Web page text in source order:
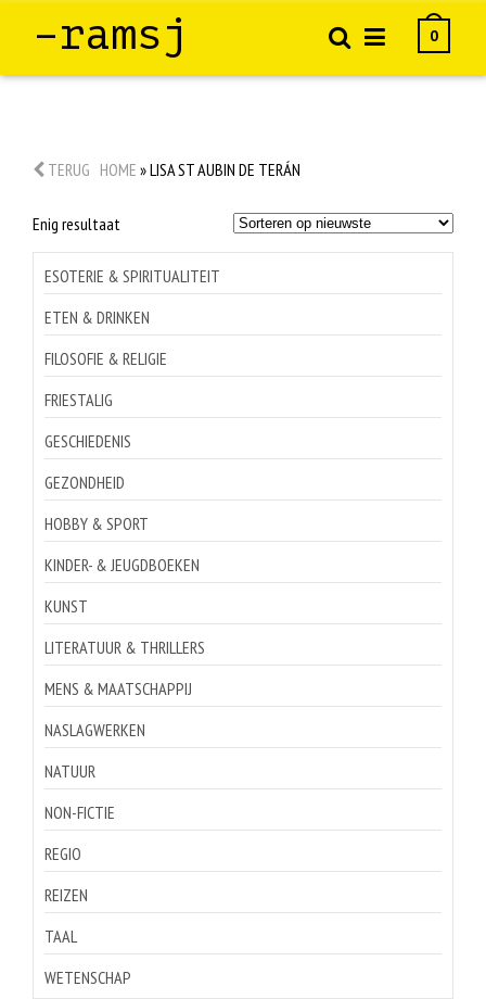
–ramsj 0
TERUG HOME »LISA ST AUBIN DE TERÁN
Enig resultaat
ESOTERIE & SPIRITUALITEIT
ETEN & DRINKEN
FILOSOFIE & RELIGIE
FRIESTALIG
GESCHIEDENIS
GEZONDHEID
HOBBY & SPORT
KINDER- & JEUGDBOEKEN
KUNST
LITERATUUR & THRILLERS
MENS & MAATSCHAPPIJ
NASLAGWERKEN
NATUUR
NON-FICTIE
REGIO
REIZEN
TAAL
WETENSCHAP